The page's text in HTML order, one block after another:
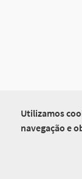
Utilizamos
navegação e